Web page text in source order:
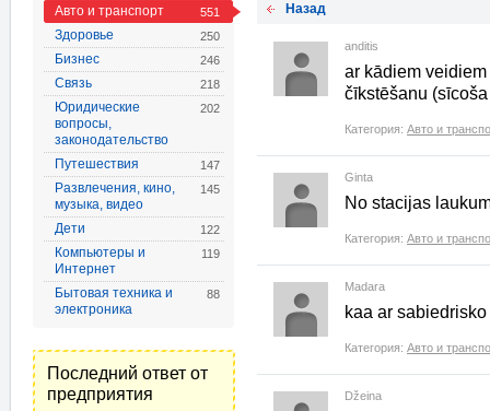
Авто и транспорт 551
Здоровье 250
Бизнес 246
Связь 218
Юридические
вопросы,
законодательство
202
Путешествия 147
Развлечения, кино,
музыка, видео
145
Дети 122
Компьютеры и
Интернет
119
Бытовая техника и
электроника
88
Последний ответ от
предприятия
Назад
anditis
ar kādiem
čīkstēšanu
Категория: Авто и
Ginta
No stacijas
Категория: Авто и
Madara
kaa ar
Категория: Авто и
Džeina